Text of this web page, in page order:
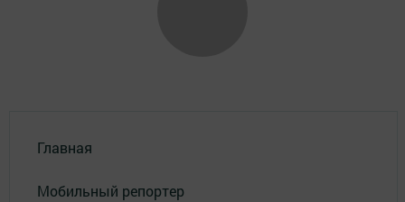
Главная
Мобильный репортер